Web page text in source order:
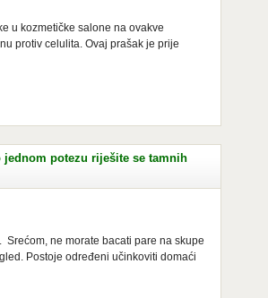
u kozmetičke salone na ovakve
protiv celulita. Ovaj prašak je prije
jednom potezu riješite se tamnih
ne morate bacati pare na skupe
Postoje određeni učinkoviti domaći